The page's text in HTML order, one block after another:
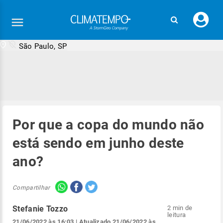
seu
São Paulo, SP
Por que a copa do mundo não
está sendo em junho deste
ano?
Compartilhar
Stefanie Tozzo
2 min de
leitura